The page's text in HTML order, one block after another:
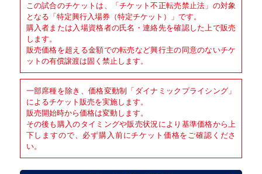
この試合のチケットは、「チケット不正転売禁止法」の対象
となる「特定興行入場券（特定チケット）」です。
購入者または入場資格者の氏名・連絡先を確認した上で販売
します。
販売価格を超える金額での転売など興行主の同意のないチケ
ットの有償譲渡は固く禁止します。
一部席種を除き、価格変動制「ダイナミックプライシング」
によるチケット販売を実施します。
販売開始時から価格は変動します。
その後も購入のタイミングや販売状況により基準価格から上
下しますので、必ず購入前にチケット価格をご確認くださ
い。